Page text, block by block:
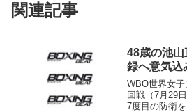
関連記事
48歳の池
録へ意気込
WBO世界女
回戦（7月29
7度目の防衛